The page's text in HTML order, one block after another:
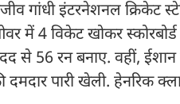
गांधी इंटरनेशनल
में 4 विकेट खोकर
से 56 रन बनाए. वहीं,
दमदार पारी खेली. हेनरिक